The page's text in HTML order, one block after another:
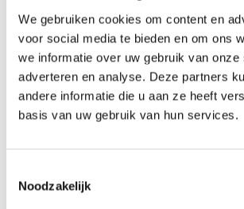
We gebruiken cookies om content en
voor social media te bieden en om ons
we informatie over uw gebruik van
adverteren en analyse. Deze partners
andere informatie die u aan ze heeft
basis van uw gebruik van hun services.
Noodzakelijk
Alex van Hootegem (biodynamische
Meulwaeter) en het perceelteam
van Ons hebben zich verenigd om te
biodiversiteitsbevordering op de
aan de Zanddijk in Kruiningen-
krijgt en veiliger en efficiënter wordt